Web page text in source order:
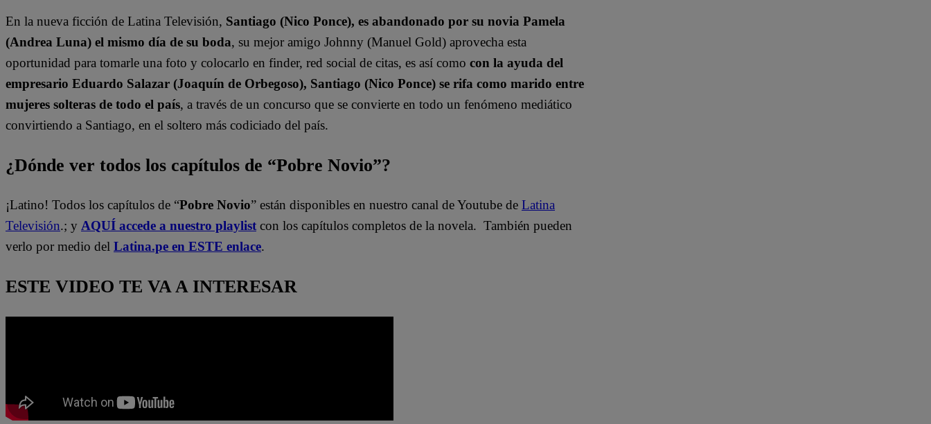
En la nueva ficción de Latina Televisión, Santiago (Nico Ponce), es abandonado por su novia Pamela
(Andrea Luna) el mismo día de su boda, su mejor amigo Johnny (Manuel Gold) aprovecha esta
oportunidad para tomarle una foto y colocarlo en finder, red social de citas, es así como con la ayuda del
empresario Eduardo Salazar (Joaquín de Orbegoso), Santiago (Nico Ponce) se rifa como marido entre
mujeres solteras de todo el país, a través de un concurso que se convierte en todo un fenómeno mediático
convirtiendo a Santiago, en el soltero más codiciado del país.
¿Dónde ver todos los capítulos de “Pobre Novio”?
¡Latino! Todos los capítulos de “Pobre Novio” están disponibles en nuestro canal de Youtube de Latina
Televisión.; y AQUÍ accede a nuestro playlist con los capítulos completos de la novela. También pueden
verlo por medio del Latina.pe en ESTE enlace.
ESTE VIDEO TE VA A INTERESAR